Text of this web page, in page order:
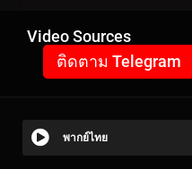
Video Sources
ติดตาม Telegram
พากย์ไทย